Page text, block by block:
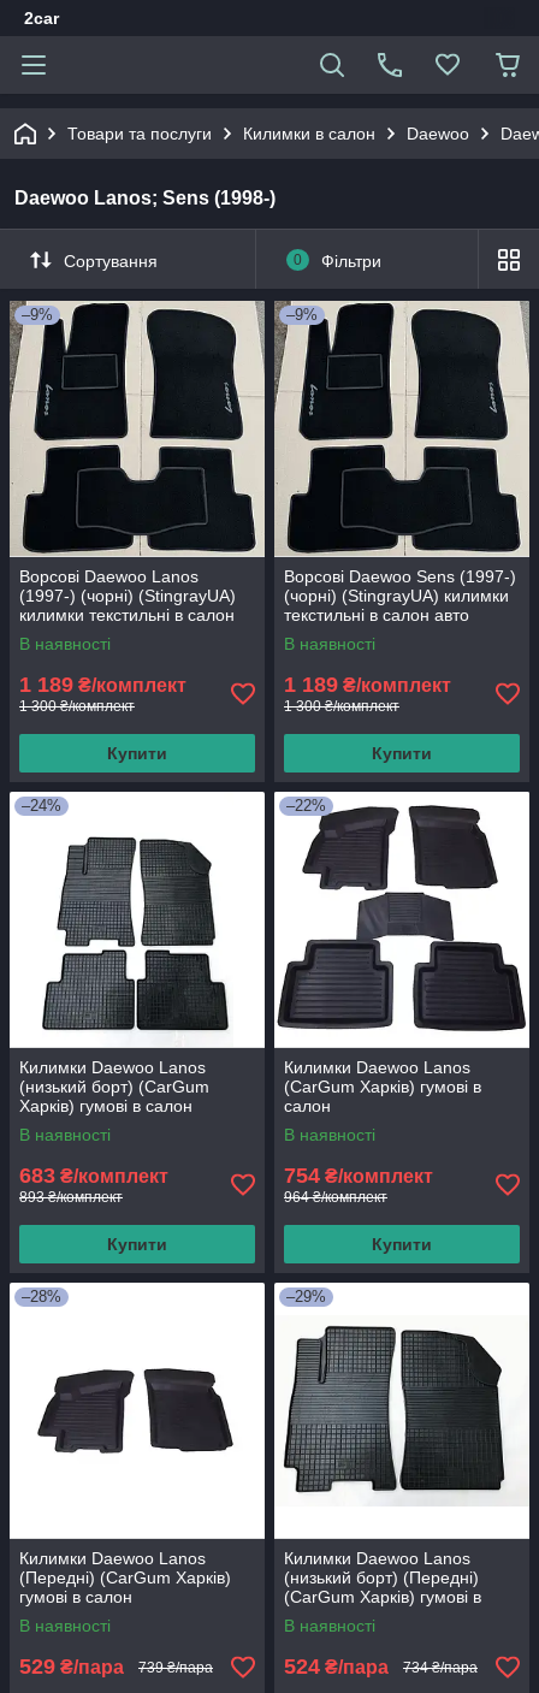
2car
Товари та послуги Килимки в салон Daewoo
Daewoo Lanos; Sens (1998-)
Сортування 0 Фільтри
–9%
Ворсові Daewoo Lanos
(1997-) (чорні) (StingrayUA)
килимки текстильні в салон
авто
В наявності
1 189 ₴/комплект
1 300 ₴/комплект
Купити
–9%
Ворсові Daewoo Sens (1997-)
(чорні) (StingrayUA) килимки
текстильні в салон авто
В наявності
1 189 ₴/комплект
1 300 ₴/комплект
Купити
–24%
Килимки Daewoo Lanos
(низький борт) (CarGum
Харків) гумові в салон
В наявності
683 ₴/комплект
893 ₴/комплект
Купити
–22%
Килимки Daewoo Lanos
(CarGum Харків) гумові в
салон
В наявності
754 ₴/комплект
964 ₴/комплект
Купити
–28%
Килимки Daewoo Lanos
(Передні) (CarGum Харків)
гумові в салон
В наявності
529 ₴/пара 739 ₴/пара
–29%
Килимки Daewoo Lanos
(низький борт) (Передні)
(CarGum Харків) гумові в
салон
В наявності
524 ₴/пара 734 ₴/пара